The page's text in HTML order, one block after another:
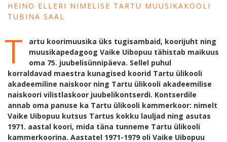
HEINO ELLERI NIMELISE TARTU MUUSIKAKOOLI
TUBINA SAAL
T
artu koorimuusika üks tugisambaid, koorijuht ning
muusikapedagoog Vaike Uibopuu tähistab maikuus
oma 75. juubelisünnipäeva. Sellel puhul
korraldavad maestra kunagised koorid Tartu ülikooli
akadeemiline naiskoor ning Tartu ülikooli akadeemilise
naiskoori vilistlaskoor juubelikontserdi. Kontserdile
annab oma panuse ka Tartu ülikooli kammerkoor: nimelt
Vaike Uibopuu kutsus Tartus kokku lauljad ning asutas
1971. aastal koori, mida täna tunneme Tartu ülikooli
kammerkoorina. Aastatel 1971-1979 oli Vaike Uibopuu